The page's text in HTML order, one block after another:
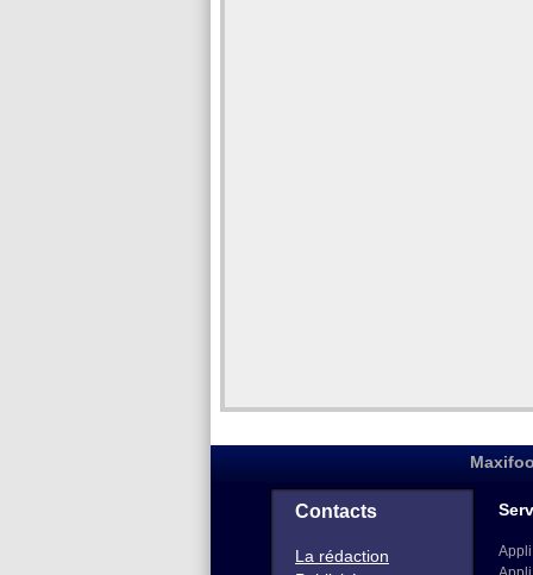
Contacts
La rédaction